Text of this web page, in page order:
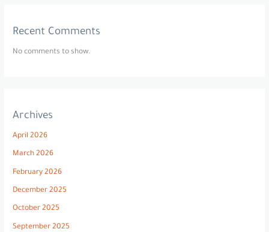
Recent Comments
No comments to show.
Archives
April 2026
March 2026
February 2026
December 2025
October 2025
September 2025